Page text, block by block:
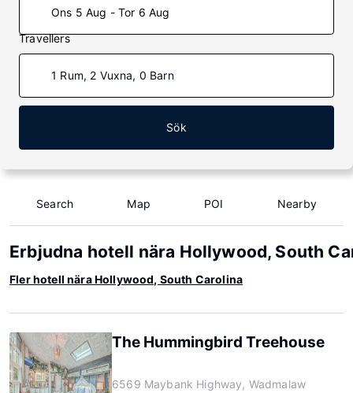
Ons 5 Aug - Tor 6 Aug
Travellers
1 Rum, 2 Vuxna, 0 Barn
Sök
Search Map POI Nearby
Erbjudna hotell nära Hollywood, South
Fler hotell nära Hollywood, South Carolina
The Hummingbird Treehouse
6569 Maybank Highway, Wadmalaw